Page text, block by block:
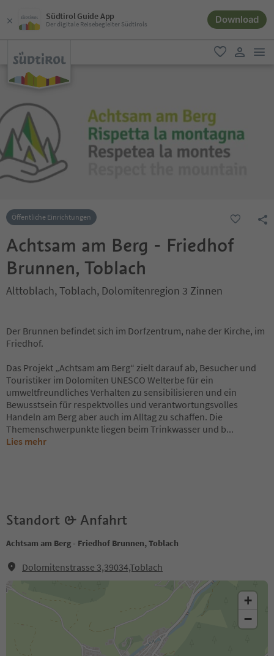
Südtirol Guide App
Der digitale Reisebegleiter Südtirols Download
favorit
Öffentliche Einrichtungen
Achtsam am Berg - Friedhof
Brunnen, Toblach
Alttoblach, Toblach, Dolomitenregion 3 Zinnen
Der Brunnen befindet sich im Dorfzentrum, nahe der Kirche, im
Friedhof.
Das Projekt „Achtsam am Berg“ zielt darauf ab, Besucher und
Touristiker im Dolomiten UNESCO Welterbe für ein
umweltfreundliches Verhalten zu sensibilisieren und ein
Bewusstsein für respektvolles und verantwortungsvolles
Handeln am Berg aber auch im Alltag zu schaffen. Die
Themenschwerpunkte liegen beim Trinkwasser und b...
Lies mehr
Standort & Anfahrt
Achtsam am Berg - Friedhof Brunnen, Toblach
Dolomitenstrasse 3,39034,Toblach
+
−